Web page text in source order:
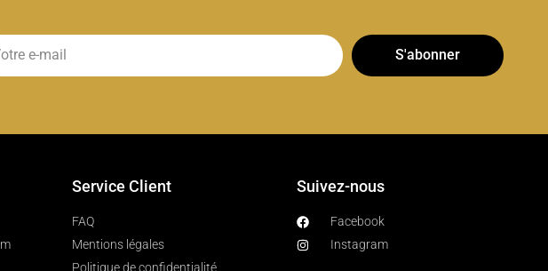
S'abonner
Service Client
FAQ
Mentions légales
Politique de confidentialité
Suivez-nous
Facebook
Instagram